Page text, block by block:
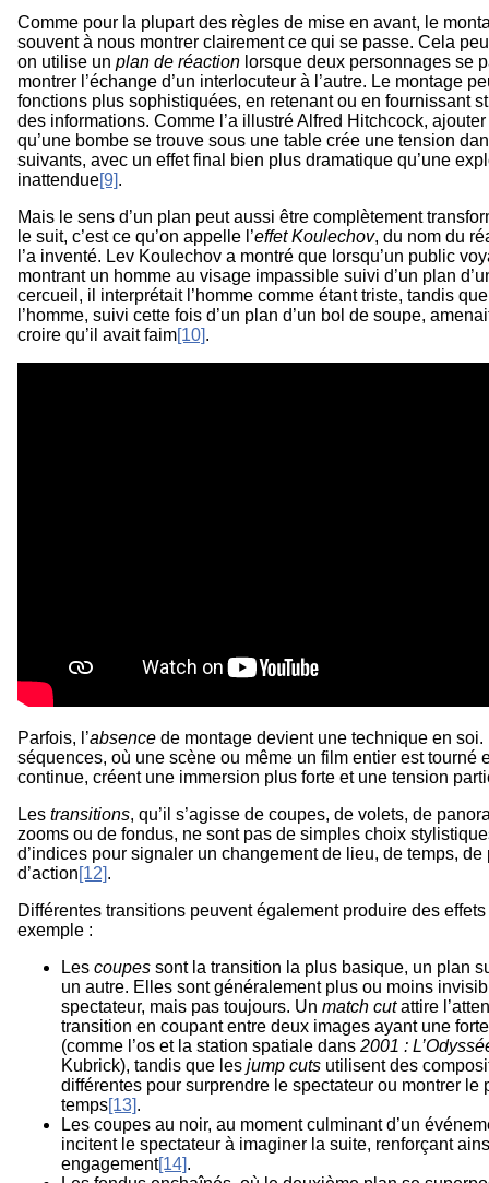
Comme pour la plupart des règles de mise en avant, le
souvent à nous montrer clairement ce qui se passe. Cela
on utilise un plan de réaction lorsque deux personnages se
montrer l’échange d’un interlocuteur à l’autre. Le montage
fonctions plus sophistiquées, en retenant ou en fournissant
des informations. Comme l’a illustré Alfred Hitchcock,
qu’une bombe se trouve sous une table crée une tension
suivants, avec un effet final bien plus dramatique qu’une
inattendue[9].
Mais le sens d’un plan peut aussi être complètement
le suit, c’est ce qu’on appelle l’effet Koulechov, du nom du
l’a inventé. Lev Koulechov a montré que lorsqu’un public
montrant un homme au visage impassible suivi d’un plan
cercueil, il interprétait l’homme comme étant triste, tandis
l’homme, suivi cette fois d’un plan d’un bol de soupe,
croire qu’il avait faim[10].
Parfois, l’absence de montage devient une technique en soi.
séquences, où une scène ou même un film entier est tourné
continue, créent une immersion plus forte et une tension
Les transitions, qu’il s’agisse de coupes, de volets, de
zooms ou de fondus, ne sont pas de simples choix
d’indices pour signaler un changement de lieu, de temps,
d’action[12].
Différentes transitions peuvent également produire des
exemple :
Les coupes sont la transition la plus basique, un plan
un autre. Elles sont généralement plus ou moins
spectateur, mais pas toujours. Un match cutattire
transition en coupant entre deux images ayant une
(comme l’os et la station spatiale dans 2001 :
Kubrick), tandis que les jump cuts utilisent des
différentes pour surprendre le spectateur ou montrer le
temps[13].
Les coupes au noir, au moment culminant d’un
incitent le spectateur à imaginer la suite, renforçant
engagement[14].